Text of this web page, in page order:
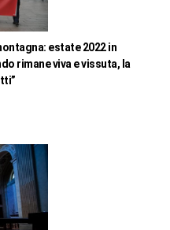
estate 2022 in
rimane viva e vissuta, la